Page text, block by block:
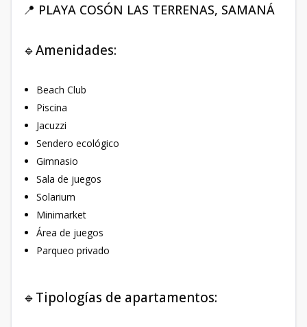
📍 PLAYA COSÓN LAS TERRENAS, SAMANÁ
🔹Amenidades:
Beach Club
Piscina
Jacuzzi
Sendero ecológico
Gimnasio
Sala de juegos
Solarium
Minimarket
Área de juegos
Parqueo privado
🔹Tipologías de apartamentos: